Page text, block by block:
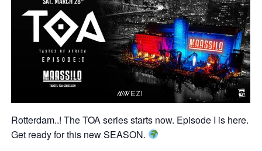
Rotterdam..! The TOA series starts now. Episode I is here.
Get ready for this new SEASON.